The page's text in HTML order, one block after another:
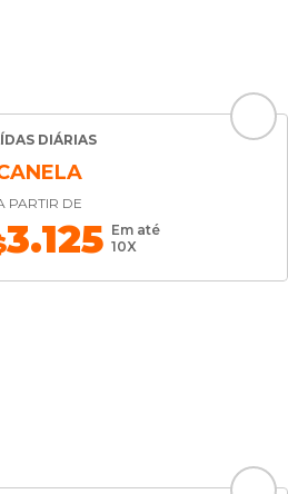
DIÁRIAS
PARTIR DE
3.125 Em até
10X